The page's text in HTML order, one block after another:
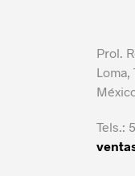
Prol.
Tels.: